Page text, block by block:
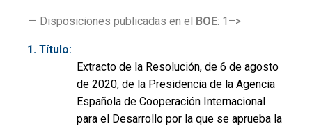
— Disposiciones publicadas en el BOE: 1–>
Título:
Extracto de la Resolución, de 6 de agosto
de 2020, de la Presidencia de la Agencia
Española de Cooperación Internacional
para el Desarrollo por la que se aprueba la